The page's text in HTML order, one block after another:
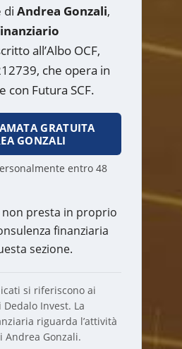
di Andrea Gonzali,
all’Albo OCF,
che opera in
con Futura SCF.
GRATUITA
GONZALI
entro 48
non presta in proprio
finanziaria
sezione.
si riferiscono ai
Invest. La
riguarda l’attività
Andrea Gonzali.